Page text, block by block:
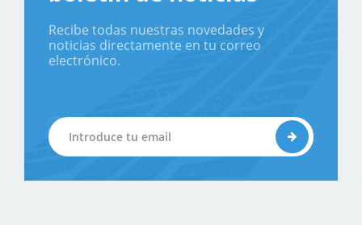
Recibe todas nuestras novedades y
noticias directamente en tu correo
electrónico.